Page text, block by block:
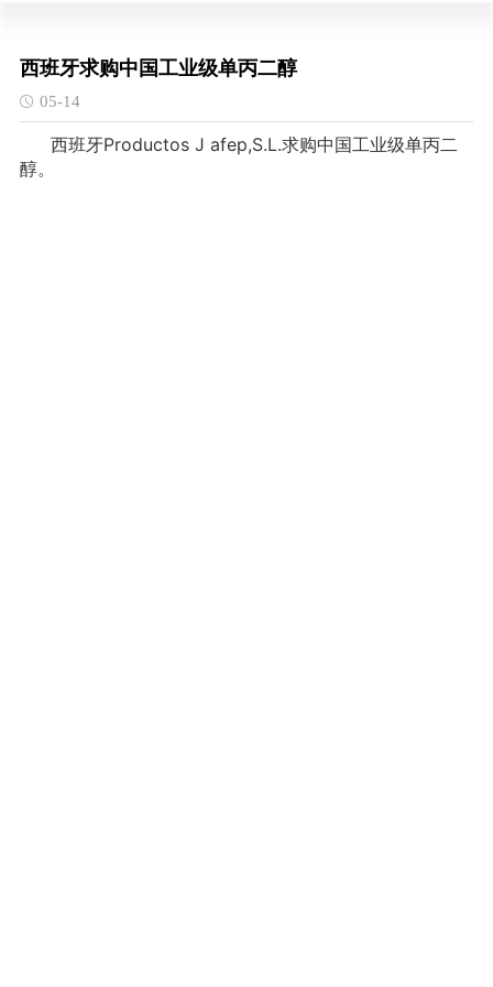
西班牙求购中国工业级单丙二醇
05-14
西班牙Productos J afep,S.L.求购中国工业级单丙二
醇。